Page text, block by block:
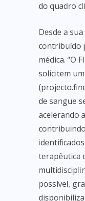
do quadro
Desde a
contribuído
médica. “O
solicitem
de sangue
acelerando
terapêutica
possível,